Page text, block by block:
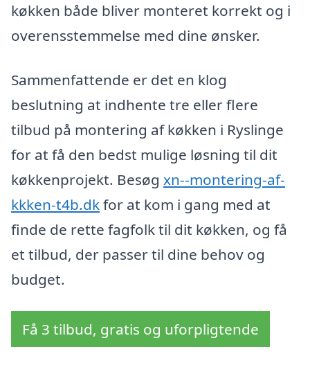
køkken både bliver monteret korrekt og i
overensstemmelse med dine ønsker.
Sammenfattende er det en klog
beslutning at indhente tre eller flere
tilbud på montering af køkken i Ryslinge
for at få den bedst mulige løsning til dit
køkkenprojekt. Besøg xn--montering-af-
kkken-t4b.dkfor at kom i gang med at
finde de rette fagfolk til dit køkken, og få
et tilbud, der passer til dine behov og
budget.
Få 3 tilbud, gratis og uforpligtende